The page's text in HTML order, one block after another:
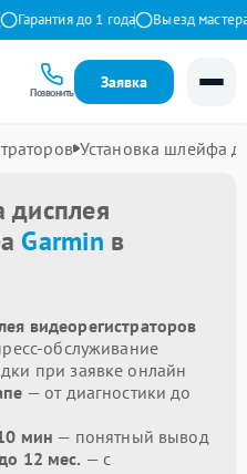
до 1 года Выезд мастера
Позвонить
Заявка
Установка шлейфа
дисплея
Garmin в
видеорегистраторов
обслуживание
при заявке онлайн
— от диагностики до
мин — понятный вывод
12 мес. — с